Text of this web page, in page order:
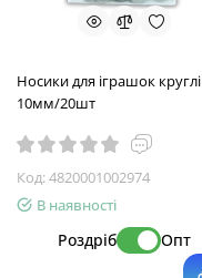
Носики для іграшок круглі
10мм/20шт
Код:4820001002974
В наявності
Роздріб Опт